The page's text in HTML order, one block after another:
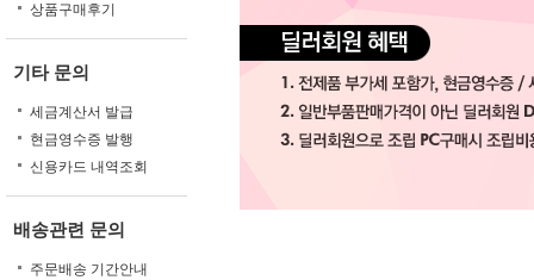
상품구매후기
기타 문의
세금계산서 발급
현금영수증 발행
신용카드 내역조회
배송관련 문의
주문배송 기간안내